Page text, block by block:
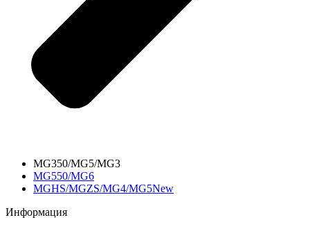
MG350/MG5/MG3
MG550/MG6
MGHS/MGZS/MG4/MG5New
Информация